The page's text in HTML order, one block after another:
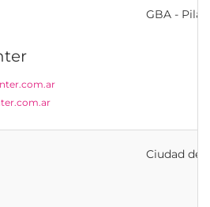
GBA - Pilar
Ciudad de